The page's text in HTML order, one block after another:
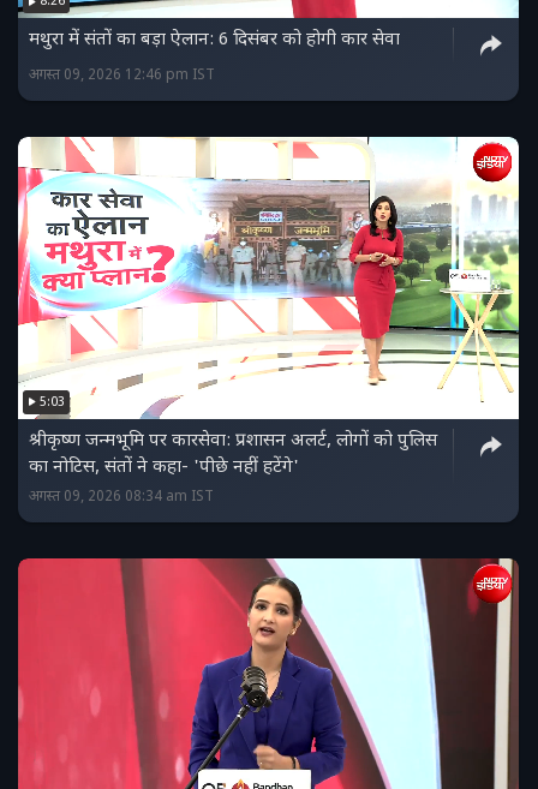
मथुरा में संतों का बड़ा ऐलान: 6 दिसंबर को होगी कार सेवा
अगस्त 09, 2026 12:46 pm IST
5:03
श्रीकृष्ण जन्मभूमि पर कारसेवा: प्रशासन अलर्ट, लोगों को पुलिस
का नोटिस, संतों ने कहा- 'पीछे नहीं हटेंगे'
अगस्त 09, 2026 08:34 am IST